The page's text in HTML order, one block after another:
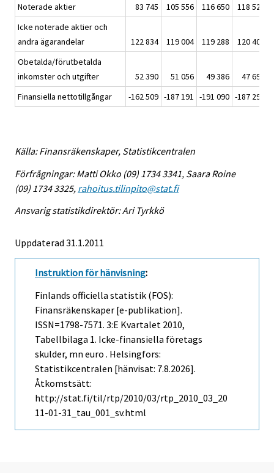
Noterade aktier
83 745 105 556 116 650 118 521
Icke noterade aktier och
andra ägarandelar
122 834 119 004 119 288 120 409
Obetalda/förutbetalda
inkomster och utgifter
52 390 51 056 49 386
47 699
Finansiella nettotillgångar
-162 509 -187 191 -191 090 -187 293
Källa: Finansräkenskaper, Statistikcentralen
Förfrågningar: Matti Okko (09) 1734 3341, Saara Roine
(09) 1734 3325, rahoitus.tilinpito@stat.fi
Ansvarig statistikdirektör: Ari Tyrkkö
Uppdaterad 31.1.2011
Instruktion för hänvisning:
Finlands officiella statistik (FOS):
Finansräkenskaper [e-publikation].
ISSN=1798-7571. 3:e Kvartalet 2010,
Tabellbilaga 1. Icke-finansiella företags
skulder, mn euro . Helsingfors:
Statistikcentralen [hänvisat: 7.8.2026].
Åtkomstsätt:
http://stat.fi/til/rtp/2010/03/rtp_2010_03_20
11-01-31_tau_001_sv.html